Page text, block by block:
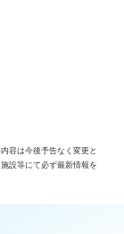
容は今後予告なく変更と
設等にて必ず最新情報を